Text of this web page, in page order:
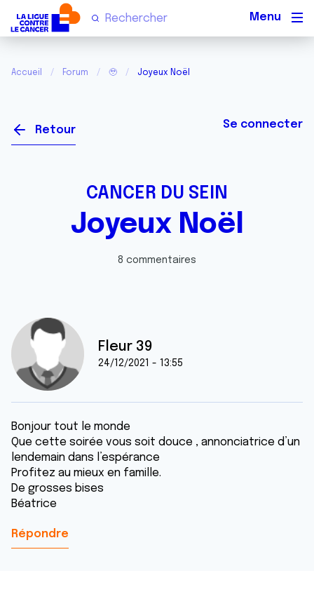
Accueil Forum 🥹 Joyeux Noël
Retour Se connecter
CANCER DU SEIN
Joyeux Noël
8 commentaires
Fleur 39
24/12/2021 - 13:55
Bonjour tout le monde
Que cette soirée vous soit douce , annonciatrice d’un
lendemain dans l’espérance
Profitez au mieux en famille.
De grosses bises
Béatrice
Répondre